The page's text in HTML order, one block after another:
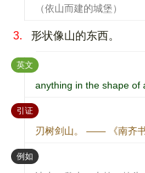
（依山而建的城堡）
3. 形状像山的东西。
英文 ：
anything in the shape of
引证：
刃树剑山。 —— 《南齐书
例如 ：